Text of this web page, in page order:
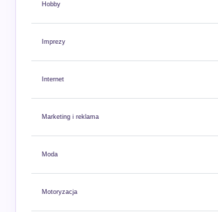
Hobby
Imprezy
Internet
Marketing i reklama
Moda
Motoryzacja